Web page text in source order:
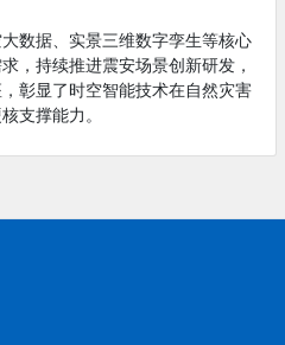
数据、实景三维数字孪生等核心
，持续推进震安场景创新研发，
彰显了时空智能技术在自然灾害
支撑能力。